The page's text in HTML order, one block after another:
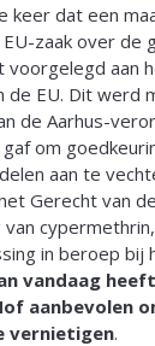
keer dat een
zaak over de
voorgelegd aan
de EU. Dit werd
de Aarhus-
gaf om
aan te
Gerecht van
in beroep bij
vandaag
aanbevolen
vernietigen.